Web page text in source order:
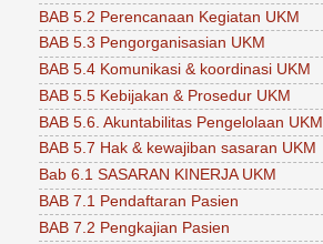
BAB 5.2 Perencanaan Kegiatan UKM
BAB 5.3 Pengorganisasian UKM
BAB 5.4 Komunikasi & koordinasi UKM
BAB 5.5 Kebijakan & Prosedur UKM
BAB 5.6. Akuntabilitas Pengelolaan UKM
BAB 5.7 Hak & kewajiban sasaran UKM
Bab 6.1 SASARAN KINERJA UKM
BAB 7.1 Pendaftaran Pasien
BAB 7.2 Pengkajian Pasien